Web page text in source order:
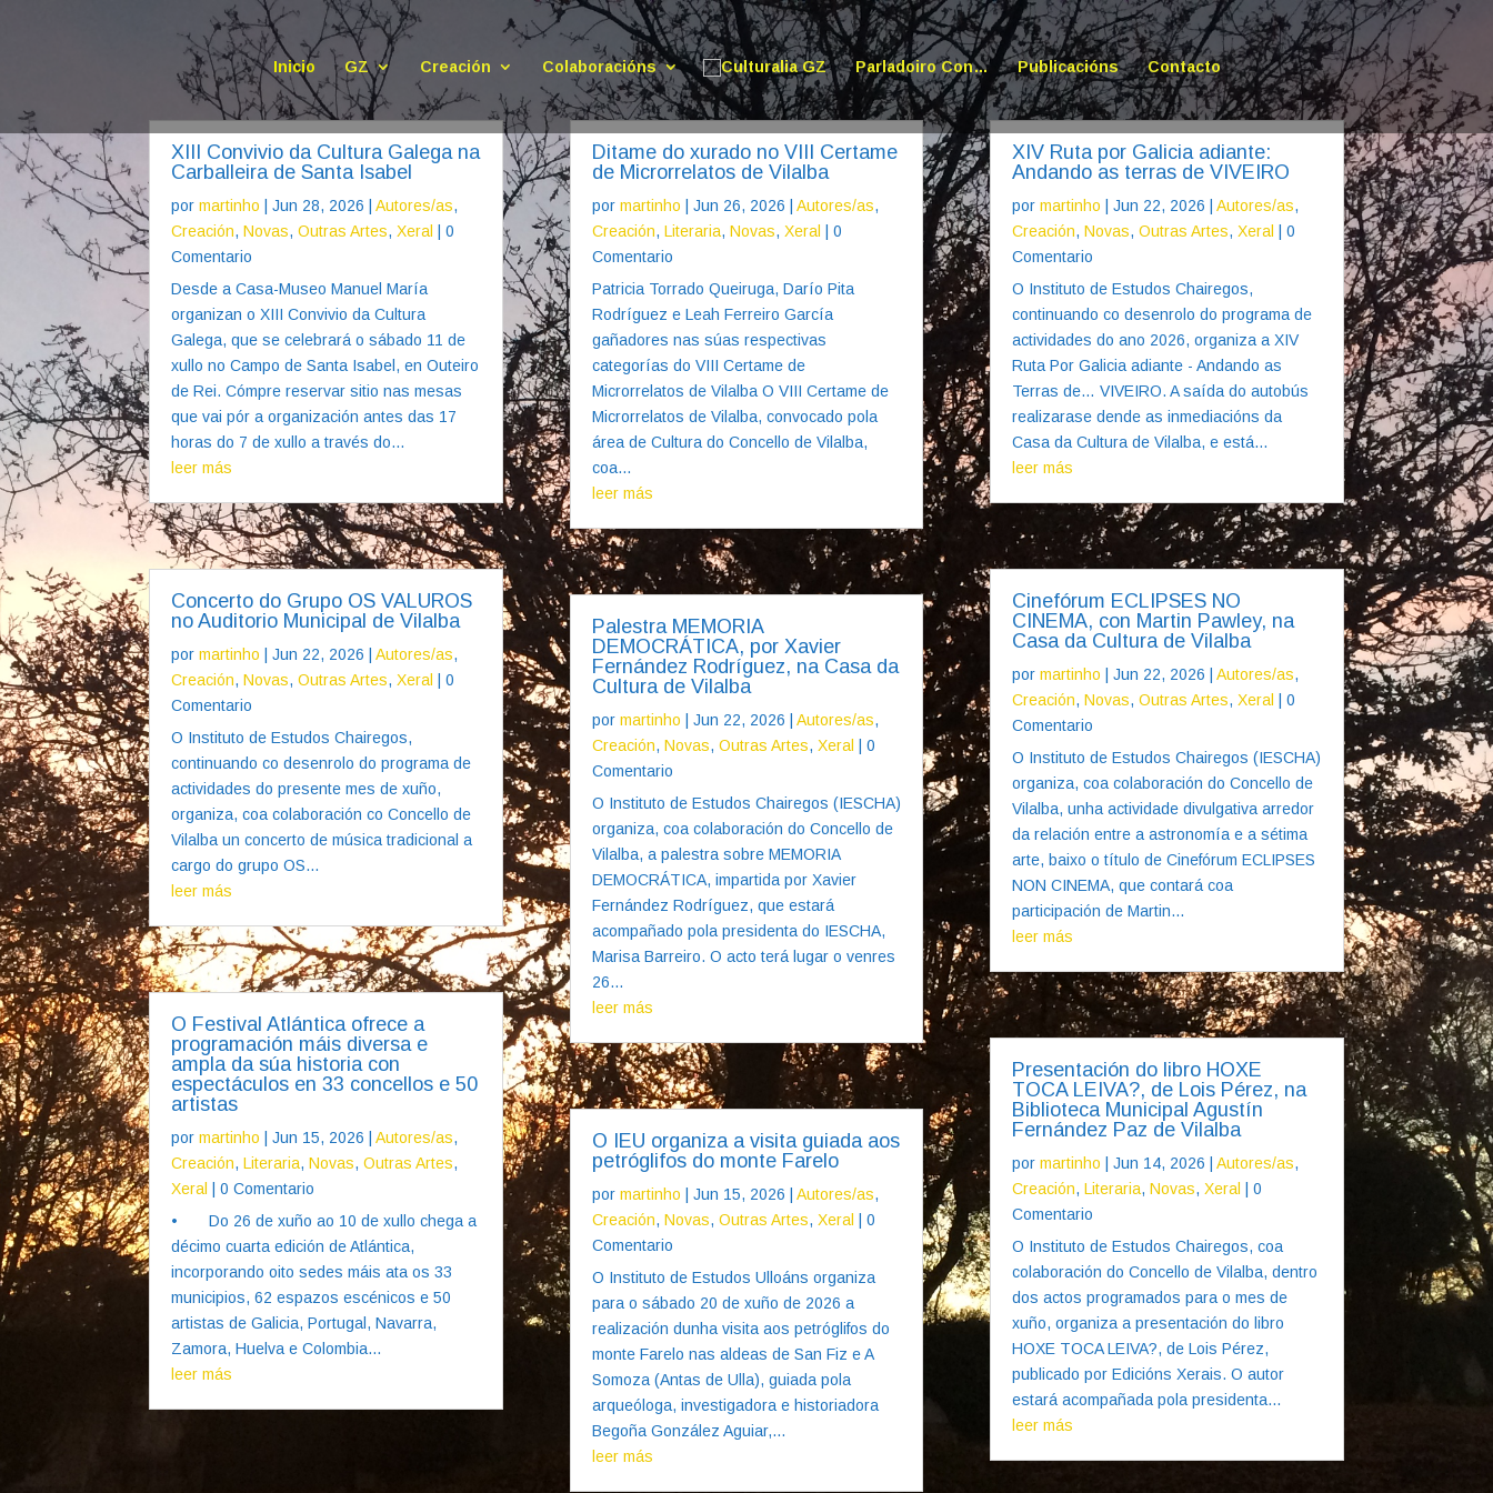
Inicio GZ Creación Colaboracións Parladoiro Con… Publicacións Contacto
XIII Convivio da Cultura Galega na
Carballeira de Santa Isabel
pormartinho |Jun 28, 2026 |Autores/as,
Creación,Novas,Outras Artes,Xeral | 0
Comentario
Desde a Casa-Museo Manuel María
organizan o XIII Convivio da Cultura
Galega, que se celebrará o sábado 11 de
xullo no Campo de Santa Isabel, en Outeiro
de Rei. Cómpre reservar sitio nas mesas
que vai pór a organización antes das 17
horas do 7 de xullo a través do...
leer más
Concerto do Grupo OS VALUROS
no Auditorio Municipal de Vilalba
pormartinho |Jun 22, 2026 |Autores/as,
Creación,Novas,Outras Artes,Xeral
| 0
Comentario
O Instituto de Estudos Chairegos,
continuando co desenrolo do programa de
actividades do presente mes de xuño,
organiza, coa colaboración co Concello de
Vilalba un concerto de música tradicional a
cargo do grupo OS...
leer más
O Festival Atlántica ofrece a
programación máis diversa e
ampla da súa historia con
espectáculos en 33 concellos e 50
artistas
pormartinho |Jun 15, 2026 |Autores/as,
Creación,Literaria,Novas,Outras Artes,
Xeral
| 0 Comentario
• Do 26 de xuño ao 10 de xullo chega a
décimo cuarta edición de Atlántica,
incorporando oito sedes máis ata os 33
municipios, 62 espazos escénicos e 50
artistas de Galicia, Portugal, Navarra,
Zamora, Huelva e Colombia...
leer más
Ditame do xurado no VIII Certame
de Microrrelatos de Vilalba
por martinho | Jun 26, 2026 | Autores/as,
Creación, Literaria, Novas, Xeral | 0
Comentario
Patricia Torrado Queiruga, Darío Pita
Rodríguez e Leah Ferreiro García
gañadores nas súas respectivas
categorías do VIII Certame de
Microrrelatos de Vilalba O VIII Certame de
Microrrelatos de Vilalba, convocado pola
área de Cultura do Concello de Vilalba,
coa...
leer más
Palestra MEMORIA
DEMOCRÁTICA, por Xavier
Fernández Rodríguez, na Casa da
Cultura de Vilalba
por martinho Jun 22, 2026 Autores/as,
Creación, Novas, Outras Artes, Xeral
| 0
Comentario
O Instituto de Estudos Chairegos (IESCHA)
organiza, coa colaboración do Concello de
Vilalba, a palestra sobre MEMORIA
DEMOCRÁTICA, impartida por Xavier
Fernández Rodríguez, que estará
acompañado pola presidenta do IESCHA,
Marisa Barreiro. O acto terá lugar o venres
26...
leer más
O IEU organiza a visita guiada aos
petróglifos do monte Farelo
por martinho Jun 15, 2026 Autores/as,
Creación, Novas, Outras Artes, Xeral
| 0
Comentario
O Instituto de Estudos Ulloáns organiza
para o sábado 20 de xuño de 2026 a
realización dunha visita aos petróglifos do
monte Farelo nas aldeas de San Fiz e A
Somoza (Antas de Ulla), guiada pola
arqueóloga, investigadora e historiadora
Begoña González Aguiar,...
leer más
XIV Ruta por Galicia adiante:
Andando as terras de VIVEIRO
por martinho | Jun 22, 2026 | Autores/as,
Creación, Novas, Outras Artes, Xeral | 0
Comentario
O Instituto de Estudos Chairegos,
continuando co desenrolo do programa de
actividades do ano 2026, organiza a XIV
Ruta Por Galicia adiante - Andando as
Terras de… VIVEIRO. A saída do autobús
realizarase dende as inmediacións da
Casa da Cultura de Vilalba, e está...
leer más
Cinefórum ECLIPSES NO
CINEMA, con Martin Pawley, na
Casa da Cultura de Vilalba
por martinho Jun 22, 2026 Autores/as,
Creación, Novas, Outras Artes, Xeral
| 0
Comentario
O Instituto de Estudos Chairegos (IESCHA)
organiza, coa colaboración do Concello de
Vilalba, unha actividade divulgativa arredor
da relación entre a astronomía e a sétima
arte, baixo o título de Cinefórum ECLIPSES
NON CINEMA, que contará coa
participación de Martin...
leer más
Presentación do libro HOXE
TOCA LEIVA?, de Lois Pérez, na
Biblioteca Municipal Agustín
Fernández Paz de Vilalba
por martinho Jun 14, 2026 Autores/as,
Creación, Literaria, Novas, Xeral
| 0
Comentario
O Instituto de Estudos Chairegos, coa
colaboración do Concello de Vilalba, dentro
dos actos programados para o mes de
xuño, organiza a presentación do libro
HOXE TOCA LEIVA?, de Lois Pérez,
publicado por Edicións Xerais. O autor
estará acompañada pola presidenta...
leer más